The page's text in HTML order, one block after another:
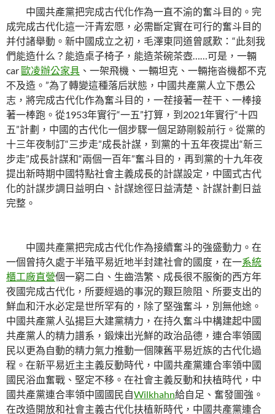
中國共產黨把完成古代化作為一直不渝的奮斗目的。完
成完成古代化這一汗青宏愿，必需斷定實在可行的奮斗目的
并付諸舉動。新中國成立之初，毛澤東同道曾感歎：“此刻我
們能造什么？能造桌子椅子，能造茶碗茶壺……可是，一輛
car歐凌辦公家具 、一架飛機、一輛坦克、一輛拖沓機都不克
不及造。”為了轉變這種落后狀態，中國共產黨人立下愚公
志，將完成古代化作為奮斗目的，一茬接著一茬干、一棒接
著一棒跑。從1953年實行“一五”打算，到2021年實行“十四
五”計劃，中國的古代化一個步驟一個足跡剛毅前行。從黨的
十三年夜制訂“三步走”成長計謀，到黨的十五年夜提出“新三
步走”成長計謀和“兩個一百年”奮斗目的，再到黨的十九年夜
提出新時期中國特點社會主義成長的計謀設定，中國式古代
化的計謀步調日益明白、計謀途徑日益清楚、計謀計劃日益
完整。
中國共產黨把完成古代化作為接續奮斗的強盛動力。在
一個曾持久處于半殖平易近地半封建社會的國度，在一系統
櫃工廠直營個一窮二白、生齒浩繁、成長很不服衡的西方年
夜國完成古代化，所要經過的事況的艱巨險阻、所要支出的
鮮血和汗水必定是世所罕有的，除了堅強奮斗，別無他途。
中國共產黨人弘揚巨大建黨精力，在持久奮斗中構建起中國
共產黨人的精力譜系，鍛煉出光鮮的政治品德，連合率領國
民以更為自動的精力氣力推動一個陳舊平易近族的古代化過
程。在新平易近主主義反動時代，中國共產黨連合率領中國
國民浴血奮戰、堅定不移。在社會主義反動和扶植時代，中
國共產黨連合率領中國國民自Wilkhahn給自足、奮發圖強。
在改造開放和社會主義古代化扶植新時代，中國共產黨連合